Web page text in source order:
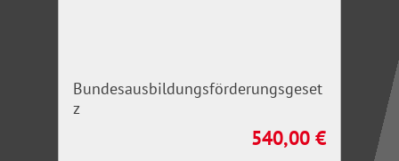
Bundesausbildungsförderungsgeset
z
Regulärer Preis:
540,00 €